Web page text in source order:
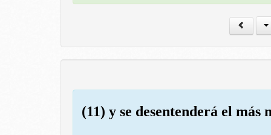
(11) y se desentenderá el más